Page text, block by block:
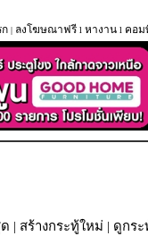
| ลงโฆษณาฟรี l หางาน l คอม
| สร้างกระทู้ใหม่ | ดูกร